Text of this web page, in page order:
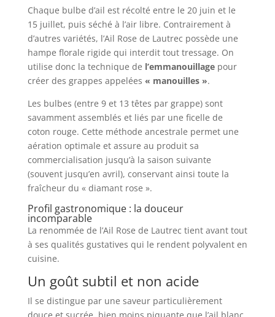
Chaque bulbe d’ail est récolté entre le 20 juin et le
15 juillet, puis séché à l’air libre. Contrairement à
d’autres variétés, l’Ail Rose de Lautrec possède une
hampe florale rigide qui interdit tout tressage. On
utilise donc la technique de l’emmanouillagepour
créer des grappes appelées « manouilles ».
Les bulbes (entre 9 et 13 têtes par grappe) sont
savamment assemblés et liés par une ficelle de
coton rouge. Cette méthode ancestrale permet une
aération optimale et assure au produit sa
commercialisation jusqu’à la saison suivante
(souvent jusqu’en avril), conservant ainsi toute la
fraîcheur du « diamant rose ».
Profil gastronomique : la douceur
incomparable
La renommée de l’Ail Rose de Lautrec tient avant tout
à ses qualités gustatives qui le rendent polyvalent en
cuisine.
Un goût subtil et non acide
Il se distingue par une saveur particulièrement